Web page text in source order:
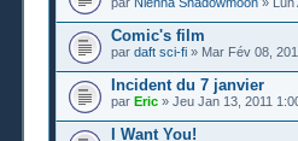
Comic's film
par daft sci-fi » Mar Fév 08,
Incident du 7 janvier
par Eric » Jeu Jan 13, 2011
I Want You!